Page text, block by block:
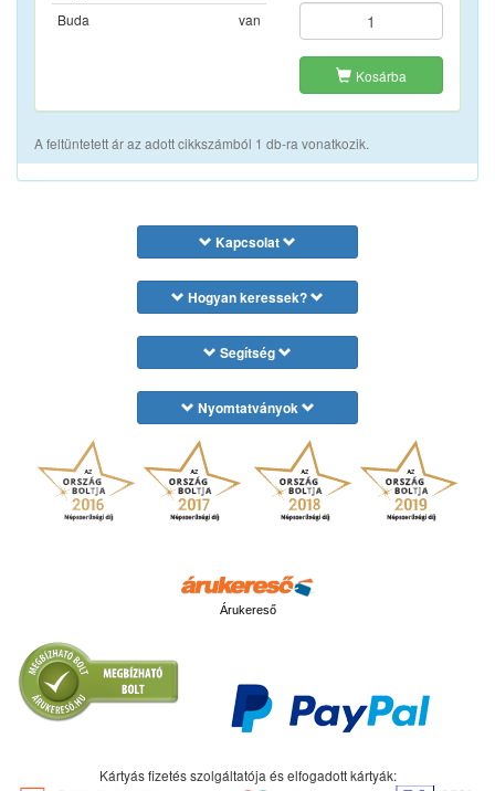
Buda
van
Kosárba
A feltüntetett ár az adott cikkszámból 1 db-ra vonatkozik.
Kapcsolat
Hogyan keressek?
Segítség
Nyomtatványok
Árukereső
Kártyás fizetés szolgáltatója és elfogadott kártyák: